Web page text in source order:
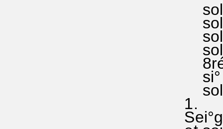
sol°
sol
sol°
sol
8ré°
si°
sol°
1.